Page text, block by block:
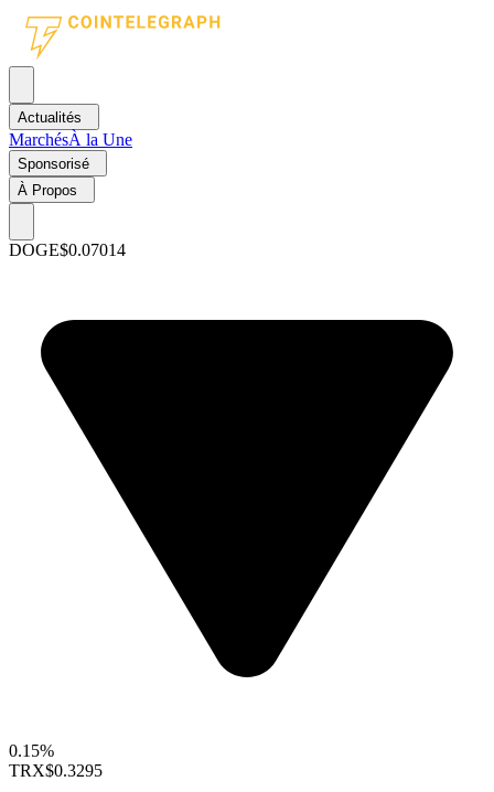
Actualités
MarchésÀ la Une
Sponsorisé
À Propos
DOGE$0.07014
0.15%
TRX$0.3295